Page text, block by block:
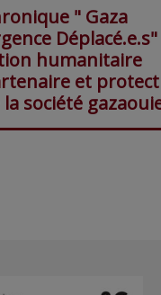
" Gaza
humanitaire
et
la société